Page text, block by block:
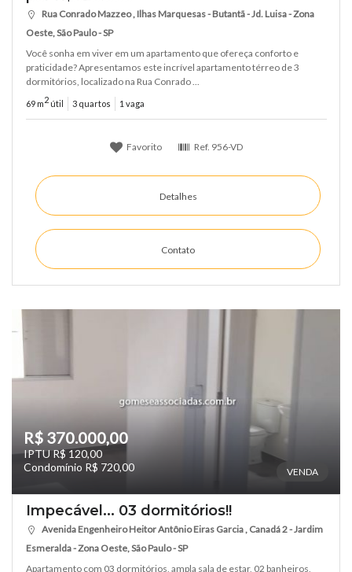
Rua Conrado Mazzeo , Ilhas Marquesas - Butantã - Jd. Luisa - Zona
Oeste, São Paulo - SP
Você sonha em viver em um apartamento que ofereça conforto e
praticidade? Apresentamos este incrível apartamento térreo de 3
dormitórios, localizado na Rua Conrado ...
69 m2 útil 3 quartos 1 vaga
Favorito Ref. 956-VD
Detalhes
Contato
R$ 370.000,00
IPTU R$ 120,00
Condomínio R$ 720,00
VENDA
Impecável... 03 dormitórios!!
Avenida Engenheiro Heitor Antônio Eiras Garcia , Canadá 2 - Jardim
Esmeralda - Zona Oeste, São Paulo - SP
Apartamento com 03 dormitórios, ampla sala de estar, 02 banheiros,